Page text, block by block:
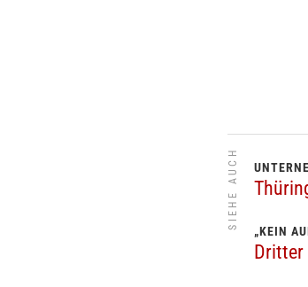
SIEHE AUCH
„KEIN
Dritter